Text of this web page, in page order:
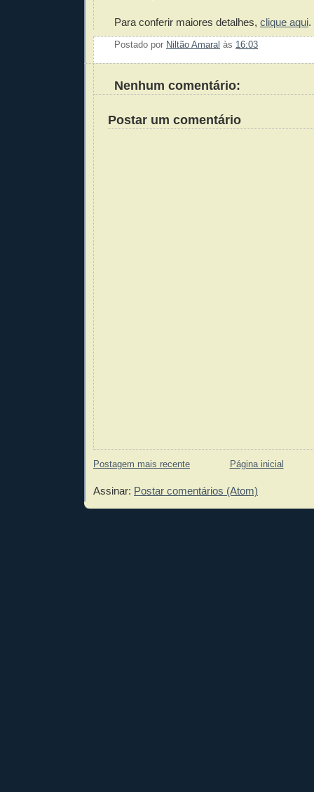
Para conferir maiores detalhes, clique aqui.
Postado por Niltão Amaral às 16:03
Nenhum comentário:
Postar um comentário
Postagem mais recente Página inicial
Assinar: Postar comentários (Atom)